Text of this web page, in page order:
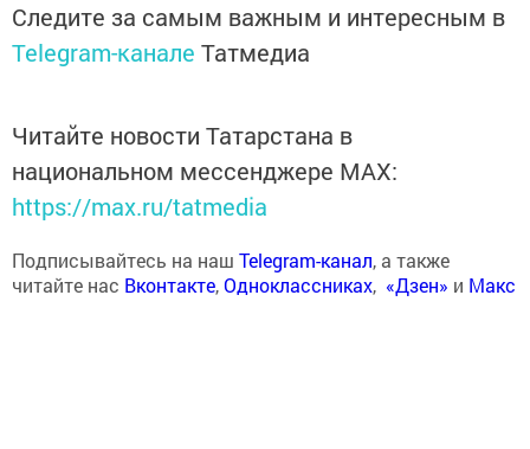
Следите за самым важным и интересным в
Telegram-канале Татмедиа
Читайте новости Татарстана в
национальном мессенджере MАХ:
https://max.ru/tatmedia
Подписывайтесь на наш Telegram-канал, а также
читайте нас Вконтакте,Одноклассниках, «Дзен» и Макс